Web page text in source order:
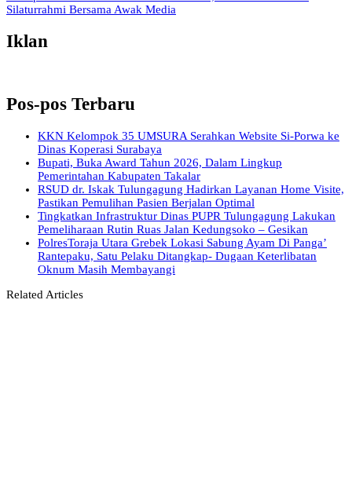
Silaturrahmi Bersama Awak Media
Iklan
Pos-pos Terbaru
KKN Kelompok 35 UMSURA Serahkan Website Si-Porwa ke
Dinas Koperasi Surabaya
Bupati, Buka Award Tahun 2026, Dalam Lingkup
Pemerintahan Kabupaten Takalar
RSUD dr. Iskak Tulungagung Hadirkan Layanan Home Visite,
Pastikan Pemulihan Pasien Berjalan Optimal
Tingkatkan Infrastruktur Dinas PUPR Tulungagung Lakukan
Pemeliharaan Rutin Ruas Jalan Kedungsoko – Gesikan
PolresToraja Utara Grebek Lokasi Sabung Ayam Di Panga’
Rantepaku, Satu Pelaku Ditangkap- Dugaan Keterlibatan
Oknum Masih Membayangi
Related Articles